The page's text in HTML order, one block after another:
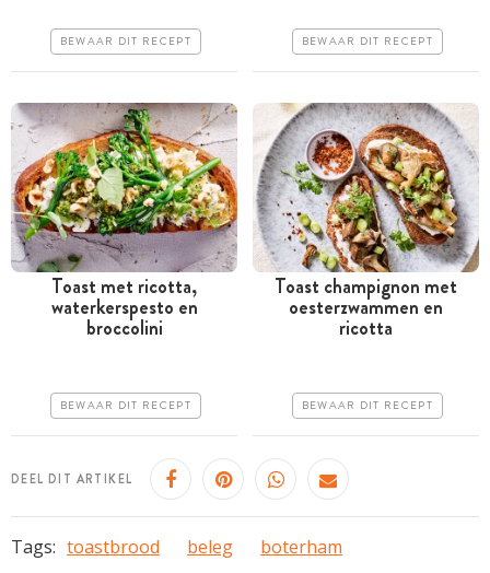
Erg makkelijk
BEWAAR DIT RECEPT BEWAAR DIT RECEPT
Minder dan 30 minuten
Erg makkelijk
Toast met ricotta,
waterkerspesto en
broccolini
BEWAAR DIT RECEPT
Tussen 30 minuten en 1
Toast champignon met
oesterzwammen en
ricotta
BEWAAR DIT RECEPT
DEEL DIT ARTIKEL
Tags: toastbrood beleg boterham